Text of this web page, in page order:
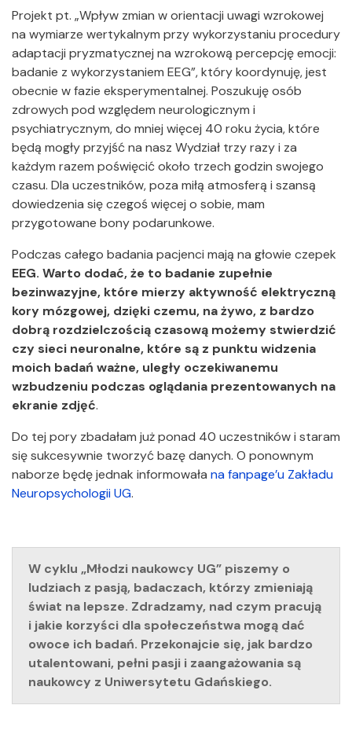
Projekt pt. „Wpływ zmian w orientacji uwagi wzrokowej
na wymiarze wertykalnym przy wykorzystaniu procedury
adaptacji pryzmatycznej na wzrokową percepcję emocji:
badanie z wykorzystaniem EEG”, który koordynuję, jest
obecnie w fazie eksperymentalnej. Poszukuję osób
zdrowych pod względem neurologicznym i
psychiatrycznym, do mniej więcej 40 roku życia, które
będą mogły przyjść na nasz Wydział trzy razy i za
każdym razem poświęcić około trzech godzin swojego
czasu. Dla uczestników, poza miłą atmosferą i szansą
dowiedzenia się czegoś więcej o sobie, mam
przygotowane bony podarunkowe.
Podczas całego badania pacjenci mają na głowie czepek
EEG. Warto dodać, że to badanie zupełnie
bezinwazyjne, które mierzy aktywność elektryczną
kory mózgowej, dzięki czemu, na żywo, z bardzo
dobrą rozdzielczością czasową możemy stwierdzić
czy sieci neuronalne, które są z punktu widzenia
moich badań ważne, uległy oczekiwanemu
wzbudzeniu podczas oglądania prezentowanych na
ekranie zdjęć.
Do tej pory zbadałam już ponad 40 uczestników i staram
się sukcesywnie tworzyć bazę danych. O ponownym
naborze będę jednak informowała na fanpage’u Zakładu
Neuropsychologii UG.
W cyklu „Młodzi naukowcy UG” piszemy o
ludziach z pasją, badaczach, którzy zmieniają
świat na lepsze. Zdradzamy, nad czym pracują
i jakie korzyści dla społeczeństwa mogą dać
owoce ich badań. Przekonajcie się, jak bardzo
utalentowani, pełni pasji i zaangażowania są
naukowcy z Uniwersytetu Gdańskiego.